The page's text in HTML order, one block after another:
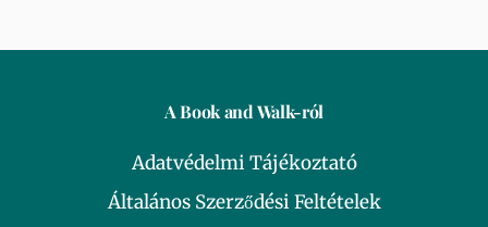
A Book and Walk-ról
Adatvédelmi Tájékoztató
Általános Szerződési Feltételek